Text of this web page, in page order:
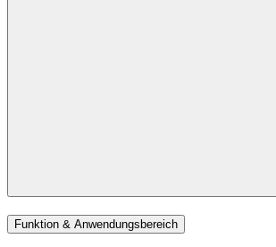
Funktion & Anwendungsbereich